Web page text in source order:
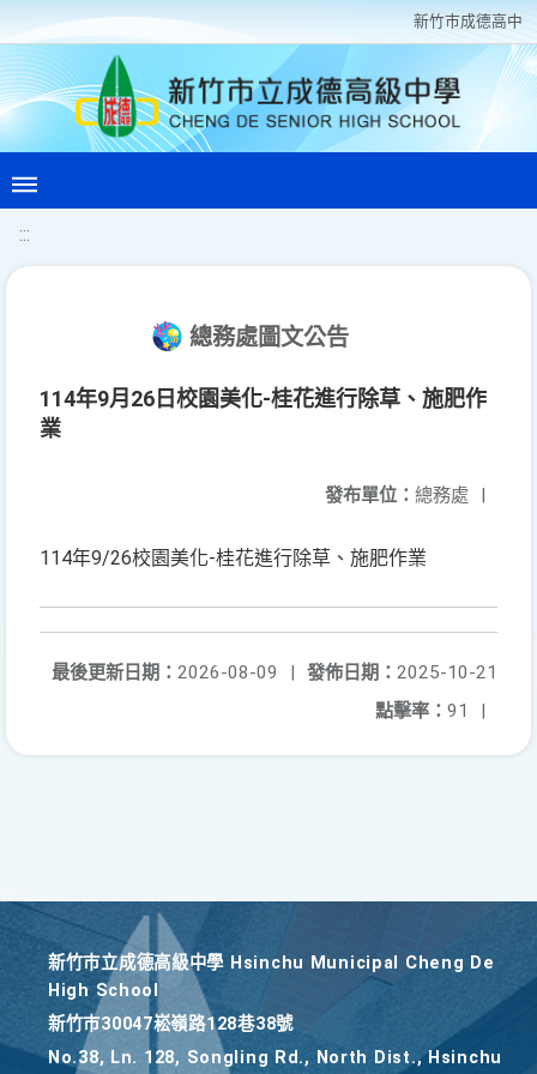
新竹巿成德高中
:::
總務處圖文公告
114年9月26日校園美化-桂花進行除草、施肥作
業
發布單位： 總務處 |
114年9/26校園美化-桂花進行除草、施肥作業
發佈日期： 2025-10-21
最後更新日期： 2026-08-09
|
點擊率： 91 |
新竹巿立成德高級中學 Hsinchu Municipal Cheng De
High School
新竹巿30047崧嶺路128巷38號
No.38, Ln. 128, Songling Rd., North Dist., Hsinchu